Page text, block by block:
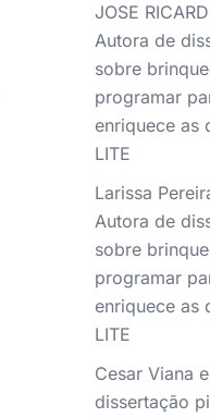
JOSE
Autora de
sobre
programar
enriquece as
LITE
Larissa
Autora de
sobre
programar
enriquece as
LITE
Cesar Viana
dissertação